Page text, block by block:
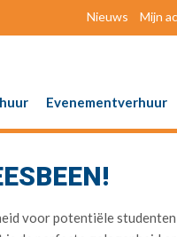
Nieuws Mijn
Evenementverhuur
voor potentiële